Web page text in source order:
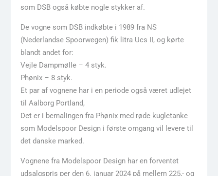
som DSB også købte nogle stykker af.
De vogne som DSB indkøbte i 1989 fra NS
(Nederlandse Spoorwegen) fik litra Ucs II, og kørte
blandt andet for:
Vejle Dampmølle – 4 styk.
Phønix – 8 styk.
Et par af vognene har i en periode også været udlejet
til Aalborg Portland,
Det er i bemalingen fra Phønix med røde kugletanke
som Modelspoor Design i første omgang vil levere til
det danske marked.
Vognene fra Modelspoor Design har en forventet
udsalgspris per den 6. januar 2024 på mellem 225,- og